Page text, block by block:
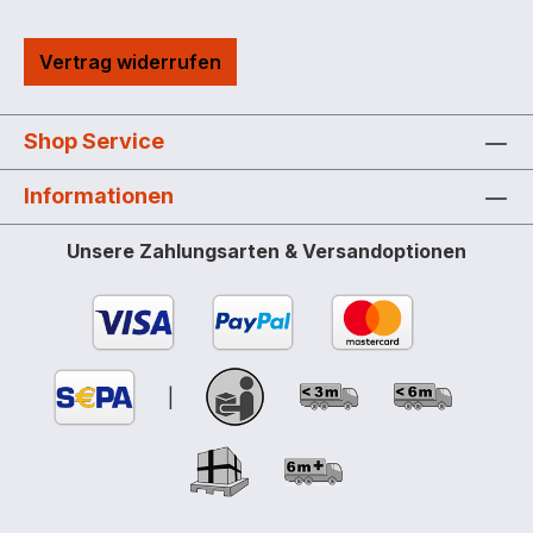
Android Betriebssystem geeignet, die App
ist kostenlos im App Store oder Google
aus der Web App als PDF- oder XLSX-
Datei möglich Jeder Fahrer / jede Fahrerin
ihrem Smartphone eingestellt ist tanken
ohne Smartphone mit Magnetschlüssel
möglich Standfuß als Zubehör
Vertrag widerrufen
Shop Service
Informationen
Unsere Zahlungsarten & Versandoptionen